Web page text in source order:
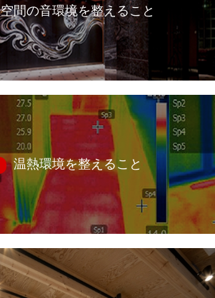
空間の音環境を整えること
温熱環境を整えること